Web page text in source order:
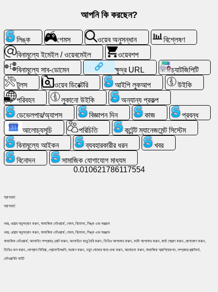
গেমস
ওয়েব
অনুসন্ধান
বিনামূল্যে
ইমেইল
/
ওয়েবমেইল
বিশ্লেষণ
আপনি কি করছেন?
লিঙ্ক গেমস ওয়েব অনুসন্ধান
বিশ্লেষণ
বিনামূল্যে ইমেইল / ওয়েবমেইল
ওয়েবশপ
বিনামূল্যে সাব-ডোমেন
ক্ষুদ্র URL
চ্যাটজিপিটি
টুলস
ওয়েব ডিরেক্টরি আইপি লুকআপ
উইকি
পরিবহন
লুকানো উইকি
অন্যান্য প্রকল্প
ডেভেলপার/অ্যাপস
বিজ্ঞাপন দিন কাজ
প্রবন্ধ
আলোচ্যসূচি
পরিচিতি
কন্টেন্ট ম্যানেজমেন্ট সিস্টেম
বিনামূল্যে আইকন
ব্যবহারকারীর ধরন
খবর
বিনোদন
সামাজিক যোগাযোগ মাধ্যম
0.010621786117554
স্বাগতম!
স্বাগতম!
খবর, ওয়েবে অনুসন্ধান করুন, সামাজিক নেটওয়ার্ক, গেমস, বিনোদন, লিঙ্ক এবং সরঞ্জাম
খবর, ওয়েবে অনুসন্ধান করুন, সামাজিক নেটওয়ার্ক, গেমস, বিনোদন, লিঙ্ক এবং সরঞ্জাম
সামাজিক নেটওয়ার্ক, অনলাইন সম্প্রদায়, চ্যাট করুন, অনলাইনে বন্ধু তৈরি করুন, ভিডিও আপলোড করুন, ফটো আপলোড করুন, বার্তা প্রেরণ করুন, যোগাযোগ করুন,
ভিডিও কল করুন, সোশ্যাল মিডিয়া, প্রোফাইলগুলি, সংযোগ করুন, নতুন লোকের সাথে দেখা করুন, আলোচনা করুন, সামাজিক অ্যাপ্লিকেশন, সম্প্রদায় প্ল্যাটফর্ম,
নেটওয়ার্কিং সাইট